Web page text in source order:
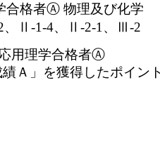
格者Ⓐ 物理及び化学
1-4、Ⅱ-2-1、Ⅲ-2
用理学合格者Ⓐ
」を獲得したポイン